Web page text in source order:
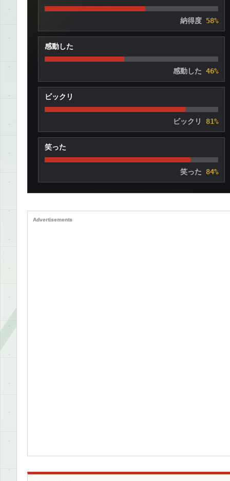
納得度 58%
感動した
感動した 46%
ビックリ
ビックリ 81%
笑った
笑った 84%
Advertisements